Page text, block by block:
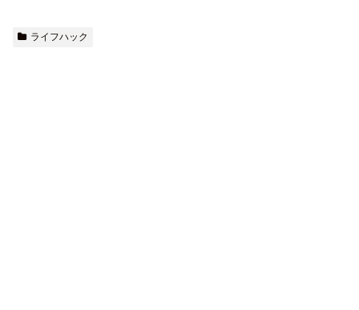
ライフハック